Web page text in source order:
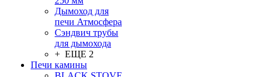
Дымоход для
печи Атмосфера
Сэндвич трубы
для дымохода
+ ЕЩЕ 2
Печи камины